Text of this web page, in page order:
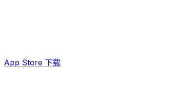
App Store 下载